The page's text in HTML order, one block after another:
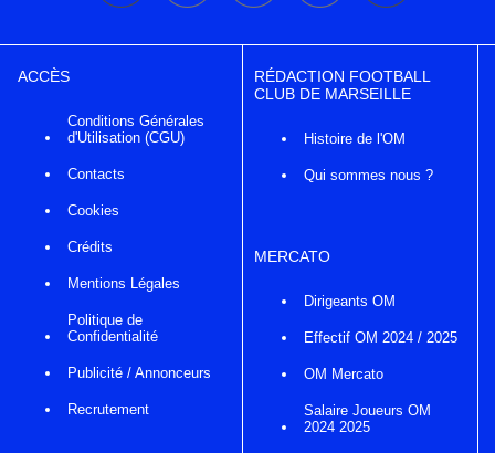
ACCÈS
Conditions Générales
d'Utilisation (CGU)
Contacts
Cookies
Crédits
Mentions Légales
Politique de
Confidentialité
Publicité / Annonceurs
Recrutement
RÉDACTION FOOTBALL
CLUB DE MARSEILLE
Histoire de l'OM
Qui sommes nous ?
MERCATO
Dirigeants OM
Effectif OM 2024 / 2025
OM Mercato
Salaire Joueurs OM
2024 2025